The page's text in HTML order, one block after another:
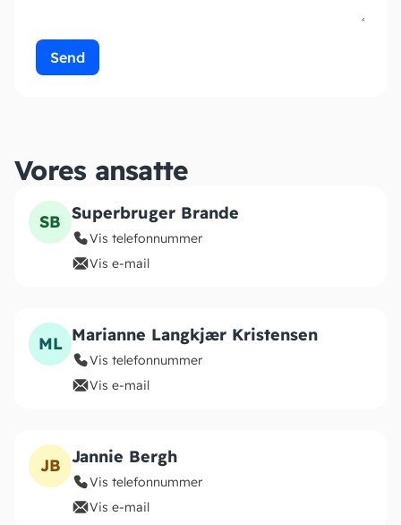
Send
Vores ansatte
SB Superbruger Brande
Vis telefonnummer
Vis e-mail
ML Marianne Langkjær Kristensen
Vis telefonnummer
Vis e-mail
JB Jannie Bergh
Vis telefonnummer
Vis e-mail